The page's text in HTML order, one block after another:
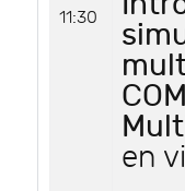
11:30
en